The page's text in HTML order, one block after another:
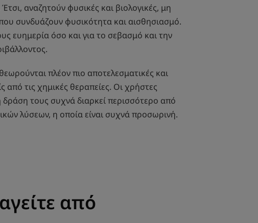
αναζητούν φυσικές και βιολογικές, μη
που συνδυάζουν φυσικότητα και αισθησιασμό.
ευημερία όσο και για το σεβασμό και την
πλέον πιο αποτελεσματικές και
από τις χημικές θεραπείες. Οι χρήστες
δράση τους συχνά διαρκεί περισσότερο από
λύσεων, η οποία είναι συχνά προσωρινή.
από